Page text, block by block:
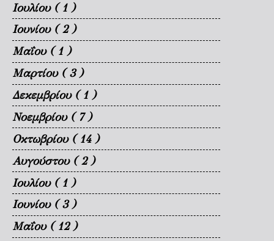
Ιουλίου ( 1 )
Ιουνίου ( 2 )
Μαΐου ( 1 )
Μαρτίου ( 3 )
Δεκεμβρίου ( 1 )
Νοεμβρίου ( 7 )
Οκτωβρίου ( 14 )
Αυγούστου ( 2 )
Ιουλίου ( 1 )
Ιουνίου ( 3 )
Μαΐου ( 12 )